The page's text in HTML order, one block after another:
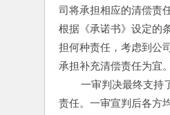
司将承担相应的清偿责
根据《承诺书》设定的
担何种责任，考虑到公
承担补充清偿责任为宜。
一审判决最终支持了
责任。一审宣判后各方